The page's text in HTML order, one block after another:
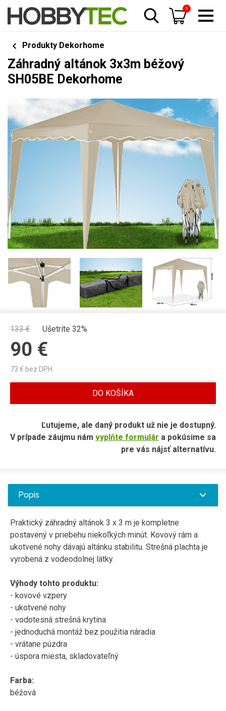
0
Produkty Dekorhome
Záhradný altánok 3x3m béžový
SH05BE Dekorhome
133€ Ušetríte 32%
90 €
73 € bez DPH
DO KOŠÍKA
Ľutujeme, ale daný produkt už nie je dostupný.
V prípade záujmu nám vyplňte formulár a pokúsime sa
pre vás nájsť alternatívu.
Popis
Praktický záhradný altánok 3 x 3 m je kompletne
postavený v priebehu niekoľkých minút. Kovový rám a
ukotvené nohy dávajú altánku stabilitu. Strešná plachta je
vyrobená z vodeodolnej látky.
Výhody tohto produktu:
- kovové vzpery
- ukotvené nohy
- vodotesná strešná krytina
- jednoduchá montáž bez použitia náradia
- vrátane púzdra
- úspora miesta, skladovateľný
Farba:
béžová